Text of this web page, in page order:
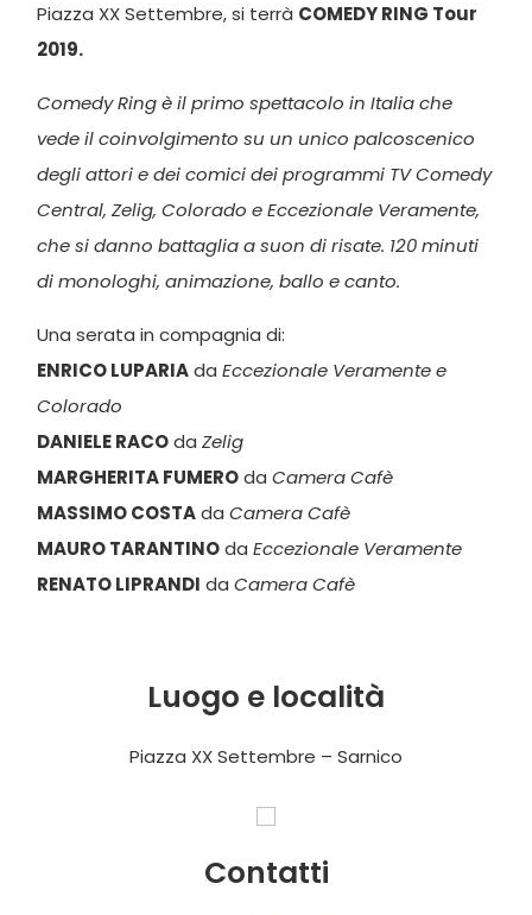
Piazza XX Settembre, si terrà COMEDY RING Tour
2019.
Comedy Ring è il primo spettacolo in Italia che
vede il coinvolgimento su un unico palcoscenico
degli attori e dei comici dei programmi TV Comedy
Central, Zelig, Colorado e Eccezionale Veramente,
che si danno battaglia a suon di risate. 120 minuti
di monologhi, animazione, ballo e canto.
Una serata in compagnia di:
ENRICO LUPARIAdaEccezionale Veramente e
Colorado
DANIELE RACOda Zelig
MARGHERITA FUMEROdaCamera Cafè
MASSIMO COSTAdaCamera Cafè
MAURO TARANTINOdaEccezionale Veramente
RENATO LIPRANDI daCamera Cafè
Luogo e località
Piazza XX Settembre – Sarnico
Contatti